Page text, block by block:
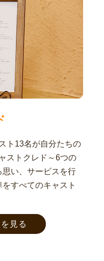
ト13名が自分たちの
ストクレド～6つの
い、サービスを行
すべてのキャスト
見る